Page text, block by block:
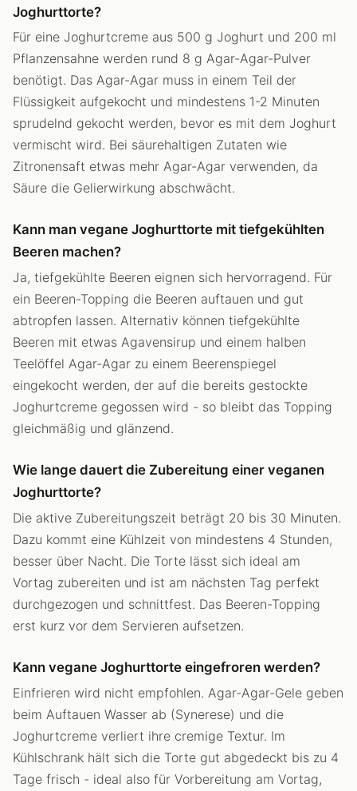
Joghurttorte?
Für eine Joghurtcreme aus 500 g Joghurt und 200 ml
Pflanzensahne werden rund 8 g Agar-Agar-Pulver
benötigt. Das Agar-Agar muss in einem Teil der
Flüssigkeit aufgekocht und mindestens 1-2 Minuten
sprudelnd gekocht werden, bevor es mit dem Joghurt
vermischt wird. Bei säurehaltigen Zutaten wie
Zitronensaft etwas mehr Agar-Agar verwenden, da
Säure die Gelierwirkung abschwächt.
Kann man vegane Joghurttorte mit tiefgekühlten
Beeren machen?
Ja, tiefgekühlte Beeren eignen sich hervorragend. Für
ein Beeren-Topping die Beeren auftauen und gut
abtropfen lassen. Alternativ können tiefgekühlte
Beeren mit etwas Agavensirup und einem halben
Teelöffel Agar-Agar zu einem Beerenspiegel
eingekocht werden, der auf die bereits gestockte
Joghurtcreme gegossen wird - so bleibt das Topping
gleichmäßig und glänzend.
Wie lange dauert die Zubereitung einer veganen
Joghurttorte?
Die aktive Zubereitungszeit beträgt 20 bis 30 Minuten.
Dazu kommt eine Kühlzeit von mindestens 4 Stunden,
besser über Nacht. Die Torte lässt sich ideal am
Vortag zubereiten und ist am nächsten Tag perfekt
durchgezogen und schnittfest. Das Beeren-Topping
erst kurz vor dem Servieren aufsetzen.
Kann vegane Joghurttorte eingefroren werden?
Einfrieren wird nicht empfohlen. Agar-Agar-Gele geben
beim Auftauen Wasser ab (Synerese) und die
Joghurtcreme verliert ihre cremige Textur. Im
Kühlschrank hält sich die Torte gut abgedeckt bis zu 4
Tage frisch - ideal also für Vorbereitung am Vortag,